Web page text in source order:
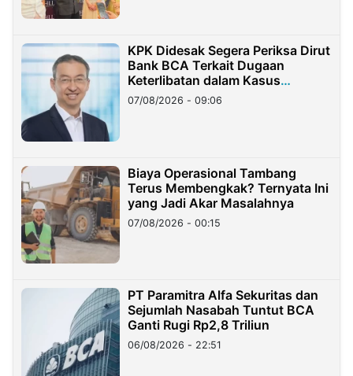
KPK Didesak Segera Periksa Dirut
Bank BCA Terkait Dugaan
Keterlibatan dalam Kasus
Hilangnya Dana Nasabah Rp2,58
Miliar
07/08/2026 - 09:06
Biaya Operasional Tambang
Terus Membengkak? Ternyata Ini
yang Jadi Akar Masalahnya
07/08/2026 - 00:15
PT Paramitra Alfa Sekuritas dan
Sejumlah Nasabah Tuntut BCA
Ganti Rugi Rp2,8 Triliun
06/08/2026 - 22:51